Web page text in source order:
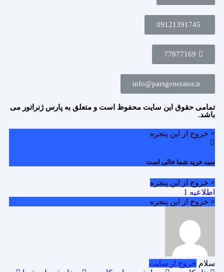
09121391745
77877169
info@parsgenerator.ir
تمامی حقوق این سایت محفوظ است و متعلق به پارس ژنراتور می
باشد.
× خروج از این پنجره
سبد خرید شما خالی است
× خروج از این پنجره
اطلاعیه 1
× خروج از این پنجره
سلام خروج از سایت